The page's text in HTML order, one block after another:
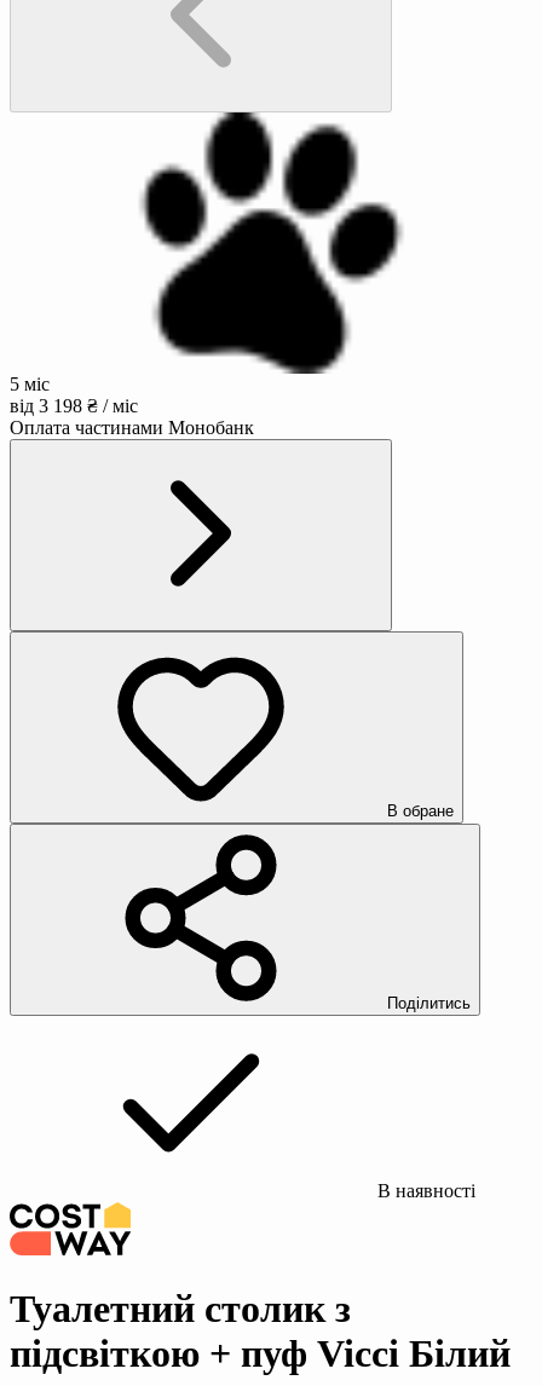
5 міс
від 3 198 ₴ / міс
Оплата частинами Монобанк
В обране
Поділитись
В наявності
Туалетний столик з
підсвіткою + пуф Vicci Білий